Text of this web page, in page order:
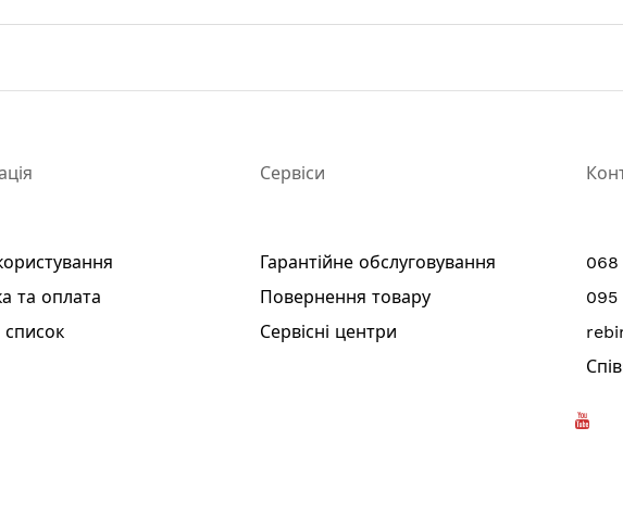
та оплата
Сервіси
Гарантійне обслуговування
Повернення товару
Сервісні центри
068
095